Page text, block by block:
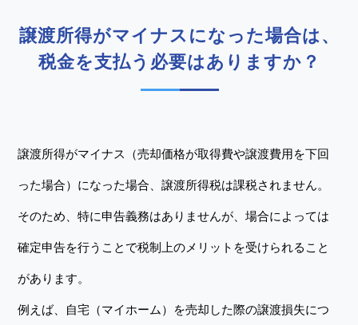
譲渡所得がマイナスになった場合は、
税金を支払う必要はありますか？
譲渡所得がマイナス（売却価格が取得費や譲渡費用を下回
った場合）になった場合、譲渡所得税は課税されません。
そのため、特に申告義務はありませんが、場合によっては
確定申告を行うことで税制上のメリットを受けられること
があります。
例えば、自宅（マイホーム）を売却した際の譲渡損失につ